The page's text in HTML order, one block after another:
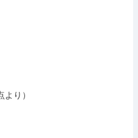
り）